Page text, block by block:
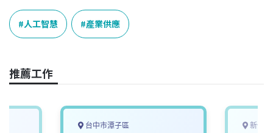
c
e
b
o
k
n
e
r
e
a
n
k
e
n
k
人工智慧 產業供應
推薦工作
台中市潭子區 新竹